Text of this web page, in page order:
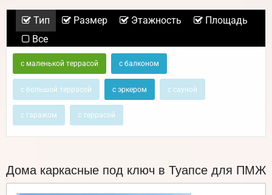
Тип Размер Этажность
Площадь
Все
с маленькой террасой с балконом
с большой террасой с эркером с сауной
с гаражом с террасой
Дома каркасные под ключ в Туапсе для ПМЖ